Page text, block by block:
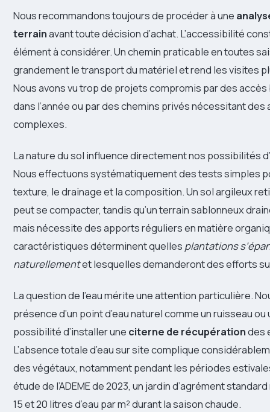
Nous recommandons toujours de procéder à une
terrainavant toute décision d’achat. L’accessibilité
élément à considérer. Un chemin praticable en toutes
grandement le transport du matériel et rend les visites
Nous avons vu trop de projets compromis par des
dans l’année ou par des chemins privés nécessitant
complexes.
La nature du sol influence directement nos possibilités
Nous effectuons systématiquement des tests simples
texture, le drainage et la composition. Un sol argileux
peut se compacter, tandis qu’un terrain sablonneux
mais nécessite des apports réguliers en matière
caractéristiques déterminent quelles plantations
naturellementet lesquelles demanderont des efforts
La question de l’eau mérite une attention particulière.
présence d’un point d’eau naturel comme un ruisseau
possibilité d’installer une citerne de récupérationdes
L’absence totale d’eau sur site complique
des végétaux, notamment pendant les périodes
étude de l’ADEME de 2023, un jardin d’agrément
15 et 20 litres d’eau par m² durant la saison chaude.